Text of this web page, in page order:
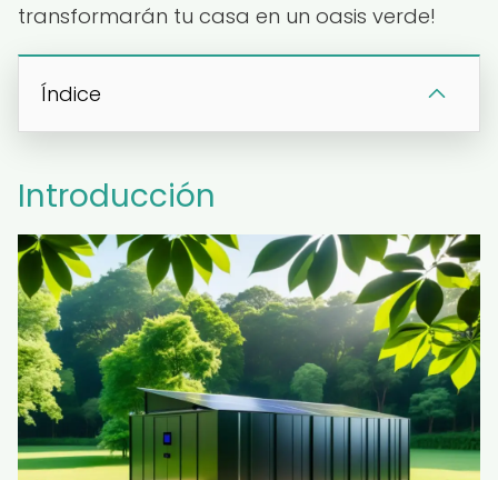
transformarán tu casa en un oasis verde!
Índice
Introducción